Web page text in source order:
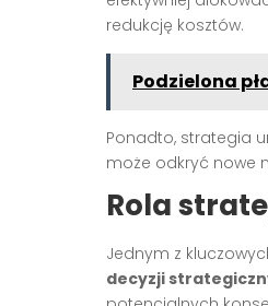
redukcję kosztów.
Podzielona
Ponadto, strategia
może odkryć nowe
Rola
Jednym z
decyzji